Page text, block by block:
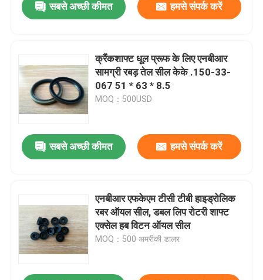
सबसे अच्छी कीमत हमसे संपर्क करें
क्रैंकशाफ्ट धूल प्रूफ के लिए एनबीआर
सामग्री रबड़ तेल सील केके .150-33-
067 51 * 63 * 8.5
MOQ：500USD
सबसे अच्छी कीमत हमसे संपर्क करें
एनबीआर एफकेएम टीसी टीबी हाइड्रोलिक
रबर ऑयल सील, डबल लिप रोटरी शाफ्ट
एक्सेल हब विटन ऑयल सील
MOQ：500 अमरीकी डालर